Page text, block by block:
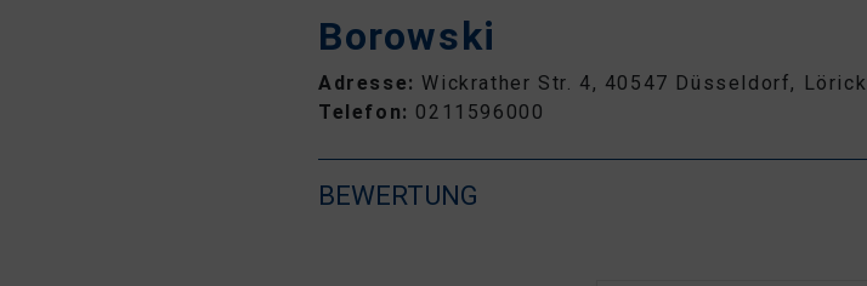
Borowski
Adresse:Wickrather Str. 4, 40547 Düsseldorf, Lörick
Telefon: 0211596000
BEWERTUNG